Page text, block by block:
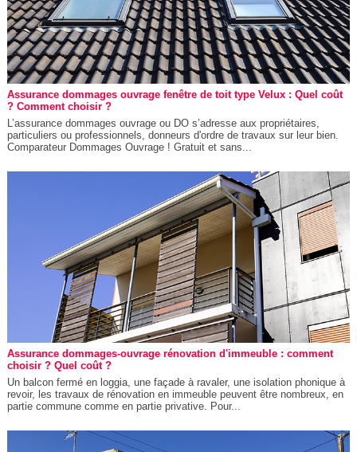
Assurance dommages ouvrage fenêtre de toit type Velux : Quel coût
? Comment choisir ?
L’assurance dommages ouvrage ou DO s’adresse aux propriétaires,
particuliers ou professionnels, donneurs d'ordre de travaux sur leur bien.
Comparateur Dommages Ouvrage ! Gratuit et sans...
Assurance dommages-ouvrage rénovation d'immeuble : comment
choisir ? Quel coût ?
Un balcon fermé en loggia, une façade à ravaler, une isolation phonique à
revoir, les travaux de rénovation en immeuble peuvent être nombreux, en
partie commune comme en partie privative. Pour...